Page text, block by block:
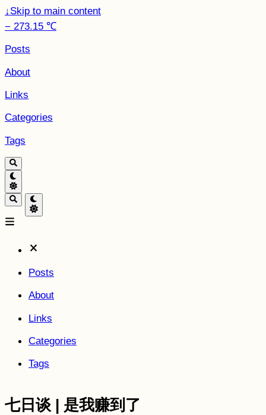
↓Skip to main content
− 273.15 ℃
Posts
About
Links
Categories
Tags
Posts
About
Links
Categories
Tags
七日谈 | 是我赚到了